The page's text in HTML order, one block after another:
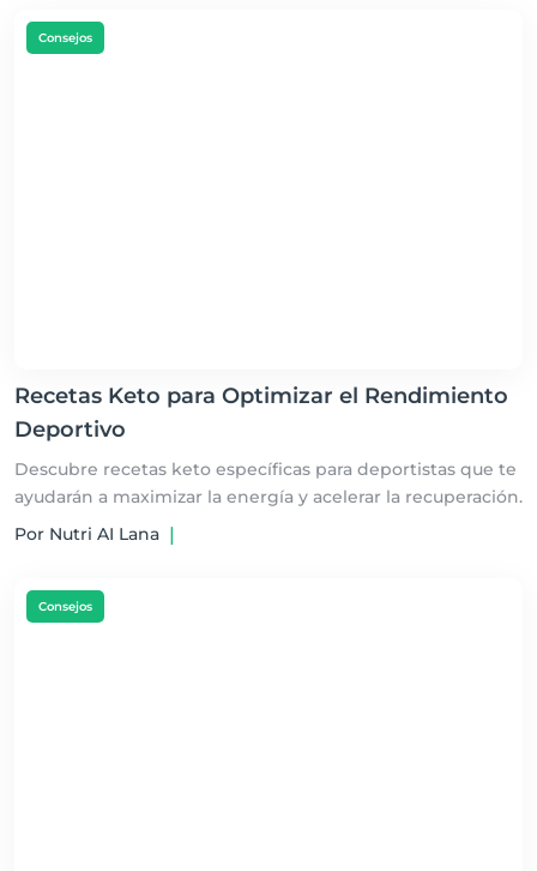
Consejos
Recetas Keto para Optimizar el Rendimiento
Deportivo
Descubre recetas keto específicas para deportistas que te
ayudarán a maximizar la energía y acelerar la recuperación.
Por Nutri AI Lana |
Consejos